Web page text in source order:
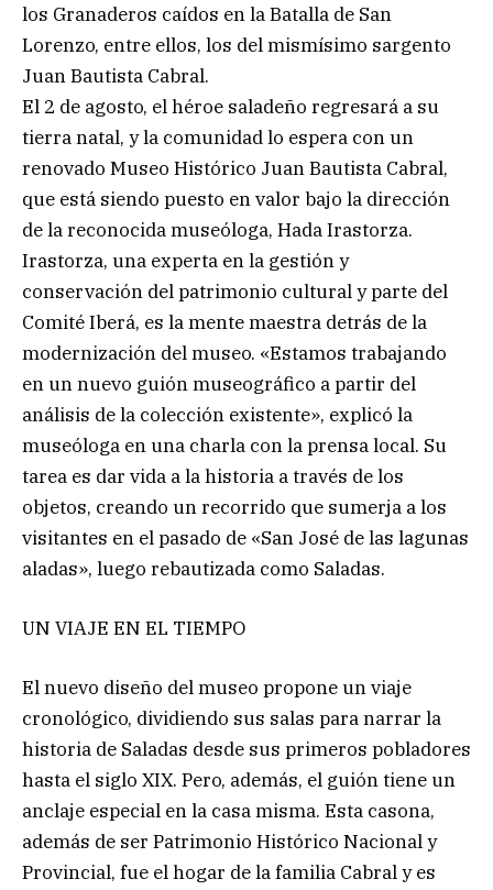
los Granaderos caídos en la Batalla de San
Lorenzo, entre ellos, los del mismísimo sargento
Juan Bautista Cabral.
El 2 de agosto, el héroe saladeño regresará a su
tierra natal, y la comunidad lo espera con un
renovado Museo Histórico Juan Bautista Cabral,
que está siendo puesto en valor bajo la dirección
de la reconocida museóloga, Hada Irastorza.
Irastorza, una experta en la gestión y
conservación del patrimonio cultural y parte del
Comité Iberá, es la mente maestra detrás de la
modernización del museo. «Estamos trabajando
en un nuevo guión museográfico a partir del
análisis de la colección existente», explicó la
museóloga en una charla con la prensa local. Su
tarea es dar vida a la historia a través de los
objetos, creando un recorrido que sumerja a los
visitantes en el pasado de «San José de las lagunas
aladas», luego rebautizada como Saladas.
UN VIAJE EN EL TIEMPO
El nuevo diseño del museo propone un viaje
cronológico, dividiendo sus salas para narrar la
historia de Saladas desde sus primeros pobladores
hasta el siglo XIX. Pero, además, el guión tiene un
anclaje especial en la casa misma. Esta casona,
además de ser Patrimonio Histórico Nacional y
Provincial, fue el hogar de la familia Cabral y es